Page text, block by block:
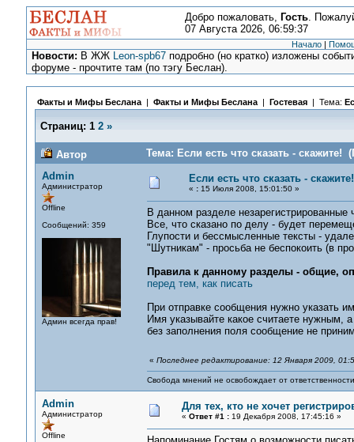
Добро пожаловать, Гость.
07 Августа 2026, 06:59:37
Начало |
Новости: В ЖЖ Leon-spb67 подробно (но кратко) изложены
форуме - прочтите там (по тэгу Беслан).
Факты и Мифы Беслана| Факты и Мифы Беслана| Гостевая | Тема:
Страниц: 1 2 »
Автор
Тема: Если есть что сказать - скажите!
Admin
Администратор
Offline
Сообщений: 359
Админ всегда прав!
Если есть что сказать - скажите!
« :15 Июля 2008, 15:01:50 »
В данном разделе
Все, что сказано по делу - будет
Глупости и бессмысленные тексты -
"Шутникам" - просьба не беспокоить (в
Правила к данному разделы - общие,
перед тем, как писать
При отправке сообщения нужно указать
Имя указывайте какое считаете
без заполнения поля сообщение не
« Последнее редактирование: 12 Января 2009,
Свобода мнений не освобождает от
Admin
Администратор
Offline
Для тех, кто не хочет
« Ответ #1 :19 Декабря 2008, 17:45:16 »